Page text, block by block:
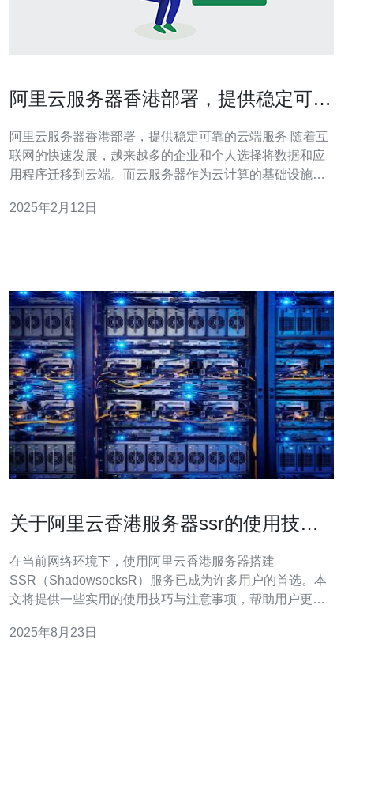
阿里云服务器香港部署，提供稳定可靠
阿里云服务器香港部署，提供稳定可靠的云端服务 随着互
联网的快速发展，越来越多的企业和个人选择将数据和应
用程序迁移到云端。而云服务器作为云计算的基础设施，
定性、可靠性和出色的性能表现成为了众多用户的首选。
2025年2月12日
关于阿里云香港服务器ssr的使用技巧
在当前网络环境下，使用阿里云香港服务器搭建
SSR（ShadowsocksR）服务已成为许多用户的首选。本
文将提供一些实用的使用技巧与注意事项，帮助用户更好
信赖的服务提供商，确保您在使用过程中能获得最佳体
2025年8月23日